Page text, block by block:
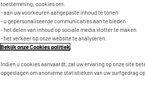
toestemming, cookies om:
- aan uw voorkeuren aangepaste inhoud te tonen
- u gepersonaliseerde communicaties aan te bieden
- het delen van inhoud op sociale media vlotter te maken
- het verkeer op onze website te analyseren.
Bekijk onze Cookies politiek
Indien u cookies aanvaardt, zal uw ervaring op onze site
opgeslagen om anonieme statistieken van uw surfgedrag